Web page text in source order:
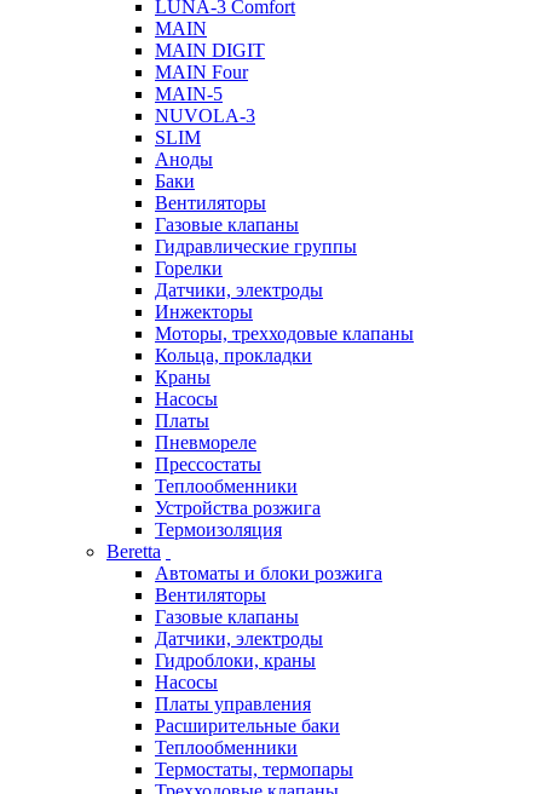
LUNA-3 Comfort
MAIN
MAIN DIGIT
MAIN Four
MAIN-5
NUVOLA-3
SLIM
Аноды
Баки
Вентиляторы
Газовые клапаны
Гидравлические группы
Горелки
Датчики, электроды
Инжекторы
Моторы, трехходовые клапаны
Кольца, прокладки
Краны
Насосы
Платы
Пневмореле
Прессостаты
Теплообменники
Устройства розжига
Термоизоляция
Beretta
Автоматы и блоки розжига
Вентиляторы
Газовые клапаны
Датчики, электроды
Гидроблоки, краны
Насосы
Платы управления
Расширительные баки
Теплообменники
Термостаты, термопары